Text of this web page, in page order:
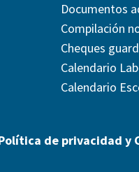
Documentos
Compilación
Cheques
Calendario
Calendario
de privacidad y